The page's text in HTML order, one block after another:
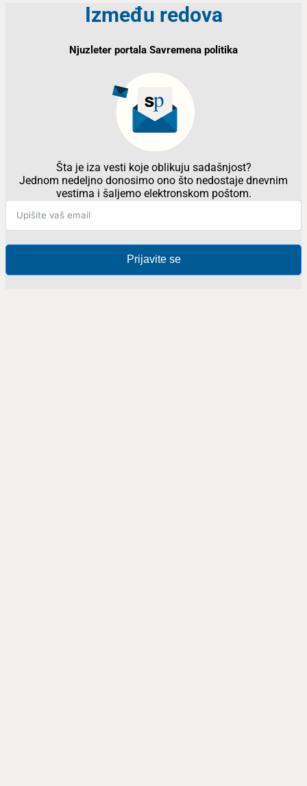
Između redova
Njuzleter portala Savremena politika
Šta je iza vesti koje oblikuju sadašnjost?
Jednom nedeljno donosimo ono što nedostaje dnevnim
vestima i šaljemo elektronskom poštom.
Prijavite se